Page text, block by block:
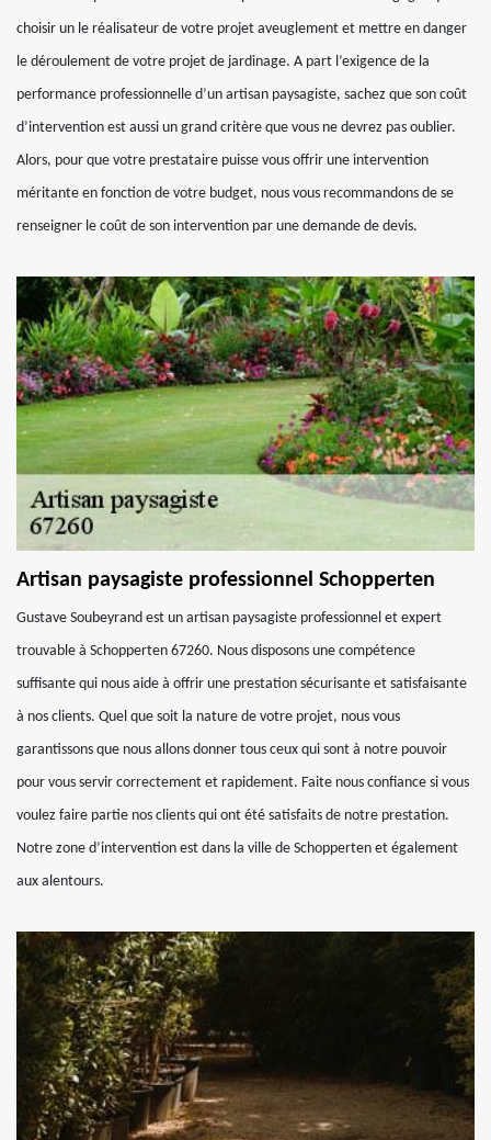
choisir un le réalisateur de votre projet aveuglement et mettre en danger
le déroulement de votre projet de jardinage. A part l’exigence de la
performance professionnelle d’un artisan paysagiste, sachez que son coût
d’intervention est aussi un grand critère que vous ne devrez pas oublier.
Alors, pour que votre prestataire puisse vous offrir une intervention
méritante en fonction de votre budget, nous vous recommandons de se
renseigner le coût de son intervention par une demande de devis.
Artisan paysagiste professionnel Schopperten
Gustave Soubeyrand est un artisan paysagiste professionnel et expert
trouvable à Schopperten 67260. Nous disposons une compétence
suffisante qui nous aide à offrir une prestation sécurisante et satisfaisante
à nos clients. Quel que soit la nature de votre projet, nous vous
garantissons que nous allons donner tous ceux qui sont à notre pouvoir
pour vous servir correctement et rapidement. Faite nous confiance si vous
voulez faire partie nos clients qui ont été satisfaits de notre prestation.
Notre zone d’intervention est dans la ville de Schopperten et également
aux alentours.